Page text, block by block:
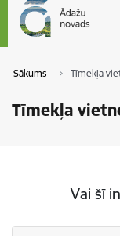
Sākums Tīmekļa
Tīmekļa
Vai šī